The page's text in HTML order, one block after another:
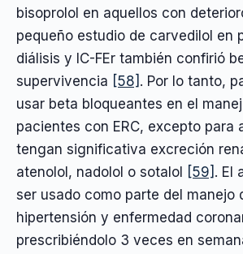
bisoprolol en aquellos con
pequeño estudio de carvedilol en
diálisis y IC-FEr también confirió
supervivencia [58] . Por lo tanto,
usar beta bloqueantes en el
pacientes con ERC, excepto para
tengan significativa excreción
atenolol, nadolol o sotalol
[59] . El
ser usado como parte del manejo
hipertensión y enfermedad
prescribiéndolo 3 veces en